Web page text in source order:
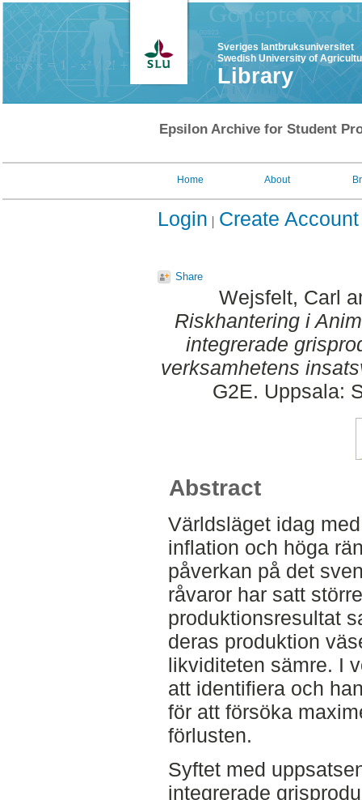
Sveriges lantbruksuniversitet
Swedish University of
Library
Epsilon Archive for Student
Home About
Login Create Account
Share
Wejsfelt, Carl
Riskhantering i
integrerade
verksamhetens
G2E. Uppsala:
Abstract
Världsläget idag
inflation och höga
påverkan på det
råvaror har satt
produktionsresultat
deras produktion
likviditeten sämre. I
att identifiera och
för att försöka
förlusten.
Syftet med
integrerade